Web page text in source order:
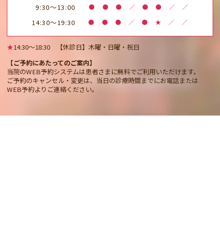
9:30～13:00 ● ● ● ／ ● ● ／ ／
14:30～19:30 ● ● ● ／ ● ★ ／ ／
★14:30〜18:30 【休診日】木曜・日曜・祝日
【ご予約にあたってのご案内】
当院のWEB予約システムは患者さまに無料でご利用いただけます。
ご予約のキャンセル・変更は、当日の診療時間までにお電話または
WEB予約よりご連絡ください。